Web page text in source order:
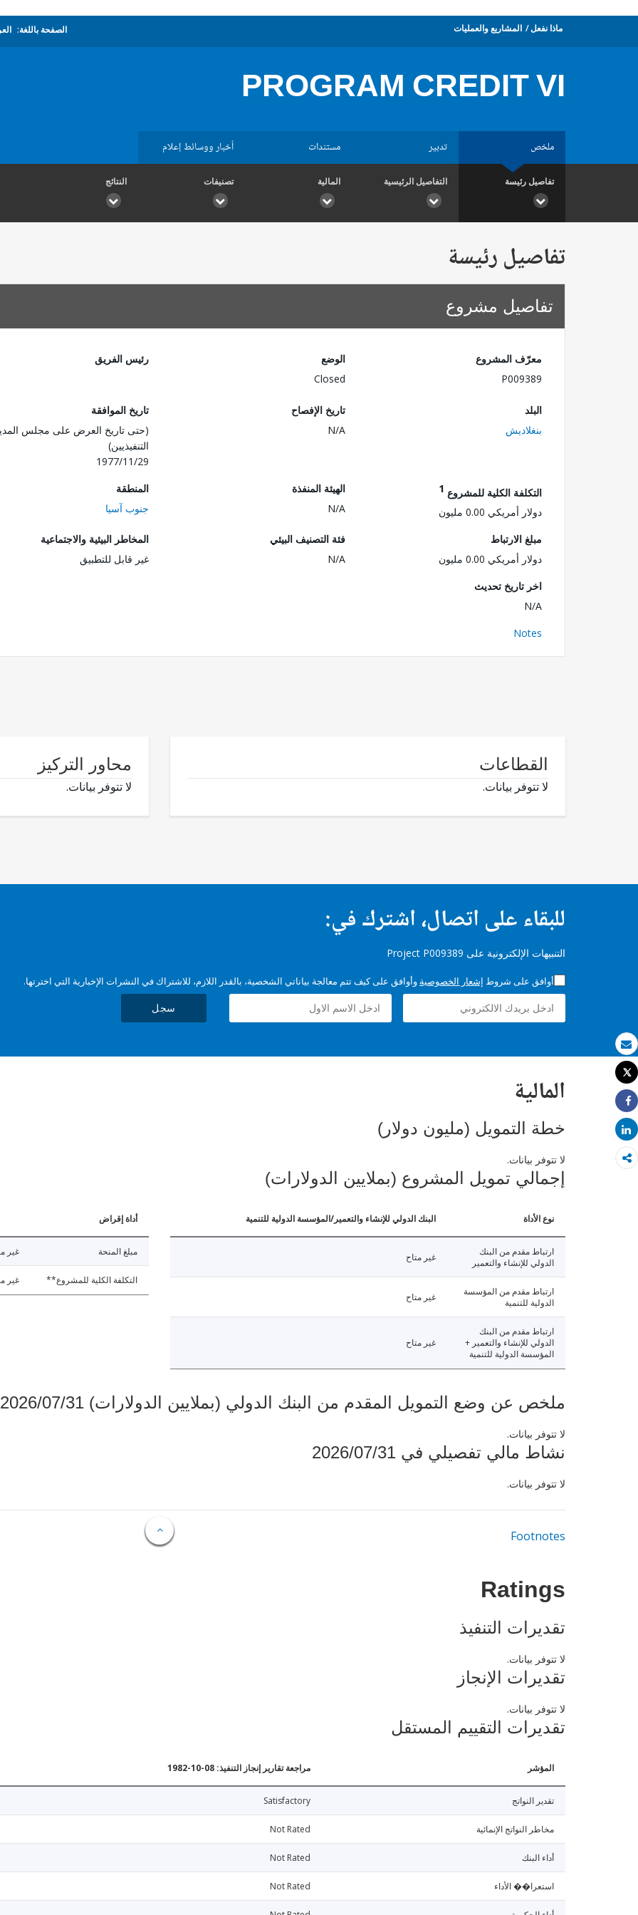
بريد الكتروني
طباعة
Tweet
Share
Share
ماذا نفعل المشاريع والعمليات الصفحة باللغة:
PROGRAM CREDIT VI
ملخص تدبير مستندات أخبار ووسائط إعلام
تفاصيل رئيسة التفاصيل الرئيسية المالية تصنيفات النتائج
تفاصيل رئيسة
تفاصيل مشروع
معرّف المشروع
P009389
الوضع
Closed
رئيس الفريق
البلد
بنغلاديش
تاريخ الإفصاح
N/A
تاريخ الموافقة
(حتى تاريخ العرض على مجلس
التنفيذيين)
1977/11/29
التكلفة الكلية للمشروع 1
دولار أمريكي 0.00 مليون
الهيئة المنفذة
N/A
المنطقة
جنوب آسيا
مبلغ الارتباط
دولار أمريكي 0.00 مليون
فئة التصنيف البيئي
N/A
المخاطر البيئية والاجتماعية
غير قابل للتطبيق
اخر تاريخ تحديث
N/A
Notes
القطاعات
لا تتوفر بيانات.
محاور التركيز
لا تتوفر بيانات.
للبقاء على اتصال، اشترك في:
التنبيهات الإلكترونية على Project P009389
أوافق على شروط إشعار الخصوصية وأوافق على كيف تتم معالجة بياناتي الشخصية، بالقدر اللازم، للاشتراك في النشرات الإخبارية التي اخترتها.
سجل
المالية
خطة التمويل (مليون دولار)
لا تتوفر بيانات.
إجمالي تمويل المشروع (بملايين الدولارات)
نوع الأداة البنك الدولي للإنشاء والتعمير/المؤسسة الدولية للتنمية
ارتباط مقدم من البنك
الدولي للإنشاء والتعمير
غير متاح
ارتباط مقدم من المؤسسة
الدولية للتنمية
غير متاح
ارتباط مقدم من البنك
الدولي للإنشاء والتعمير +
المؤسسة الدولية للتنمية
غير متاح
أداة إقراض
مبلغ المنحة غير
التكلفة الكلية للمشروع** غير
ملخص عن وضع التمويل المقدم من البنك الدولي (بملايين الدولارات) 2026/07/31
لا تتوفر بيانات.
نشاط مالي تفصيلي في 2026/07/31
لا تتوفر بيانات.
Footnotes
Ratings
تقديرات التنفيذ
لا تتوفر بيانات.
تقديرات الإنجاز
لا تتوفر بيانات.
تقديرات التقييم المستقل
المؤشر مراجعة تقارير إنجاز التنفيذ: 08-10-1982
تقدير النواتج Satisfactory
مخاطر النواتج الإنمائية Not Rated
أداء البنك Not Rated
استعرا�� الأداء Not Rated